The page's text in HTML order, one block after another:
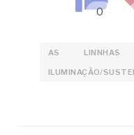
AS LINNHAS
ILUMINAÇÃO/